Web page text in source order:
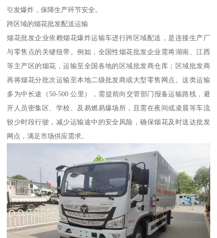
引发爆炸，保障生产环节安全。​
跨区域的烟花批发配送运输​
烟花批发企业依赖烟花爆炸运输车进行跨区域配送，是连接生产厂
与零售点的关键纽带。例如，全国性烟花批发企业需将湖南、江西
等主产区的烟花，运输至全国各地的区域批发商仓库；区域批发商
再将烟花分批次运输至本地二级批发商或大型零售网点。这类运输
多为中长途（50-500 公里），需提前向交管部门报备运输路线，避
开人员密集区、学校、及易燃易爆场所，且需在夜间或凌晨等车流
较少时段行驶，减少运输途中的安全风险，确保烟花及时送达批发
网点，满足市场供应需求。​